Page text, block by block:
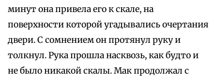
минут она привела его к скале, на
поверхности которой угадывались очертания
двери. С сомнением он протянул руку и
толкнул. Рука прошла насквозь, как будто и
не было никакой скалы. Мак продолжал с